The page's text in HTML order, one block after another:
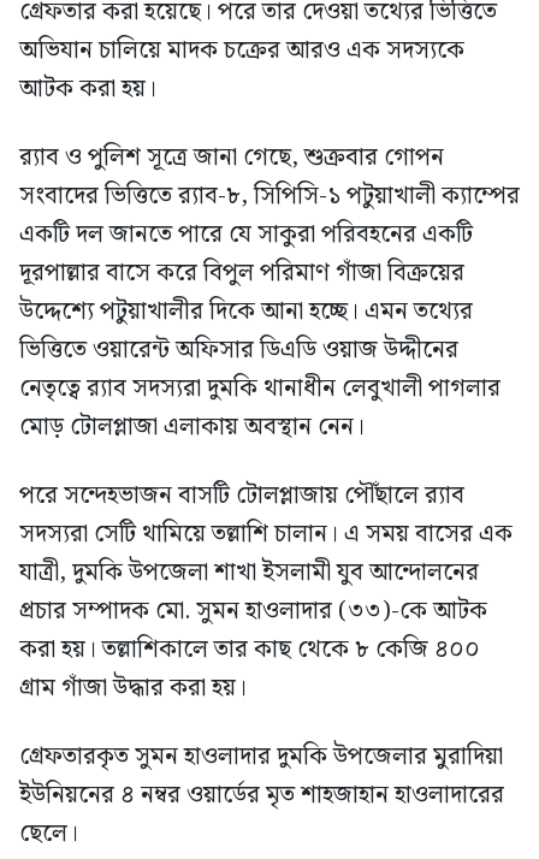
গ্রেফতার করা হয়েছে। পরে তার দেওয়া তথ্যের ভিত্তিতে
অভিযান চালিয়ে মাদক চক্রের আরও এক সদস্যকে
আটক করা হয়।
র‍্যাব ও পুলিশ সূত্রে জানা গেছে, শুক্রবার গোপন
সংবাদের ভিত্তিতে র‍্যাব-৮, সিপিসি-১ পটুয়াখালী ক্যাম্পের
একটি দল জানতে পারে যে সাকুরা পরিবহনের একটি
দূরপাল্লার বাসে করে বিপুল পরিমাণ গাঁজা বিক্রয়ের
উদ্দেশ্যে পটুয়াখালীর দিকে আনা হচ্ছে। এমন তথ্যের
ভিত্তিতে ওয়ারেন্ট অফিসার ডিএডি ওয়াজ উদ্দীনের
নেতৃত্বে র‍্যাব সদস্যরা দুমকি থানাধীন লেবুখালী পাগলার
মোড় টোলপ্লাজা এলাকায় অবস্থান নেন।
পরে সন্দেহভাজন বাসটি টোলপ্লাজায় পৌঁছালে র‍্যাব
সদস্যরা সেটি থামিয়ে তল্লাশি চালান। এ সময় বাসের এক
যাত্রী, দুমকি উপজেলা শাখা ইসলামী যুব আন্দোলনের
প্রচার সম্পাদক মো. সুমন হাওলাদার (৩৩)-কে আটক
করা হয়। তল্লাশিকালে তার কাছ থেকে ৮ কেজি ৪০০
গ্রাম গাঁজা উদ্ধার করা হয়।
গ্রেফতারকৃত সুমন হাওলাদার দুমকি উপজেলার মুরাদিয়া
ইউনিয়নের ৪ নম্বর ওয়ার্ডের মৃত শাহজাহান হাওলাদারের
ছেলে।